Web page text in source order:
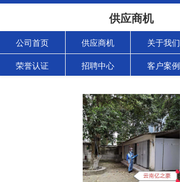
供应商机
公司首页 供应商机 关于我们
荣誉认证 招聘中心 客户案例